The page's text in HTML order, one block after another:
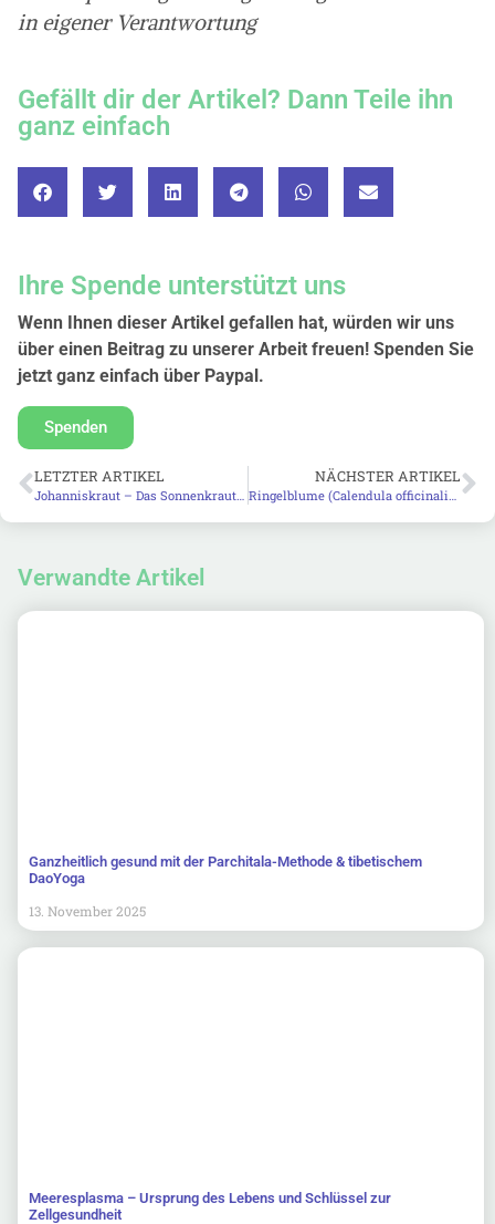
in eigener Verantwortung
Gefällt dir der Artikel? Dann Teile ihn
ganz einfach
Ihre Spende unterstützt uns
Wenn Ihnen dieser Artikel gefallen hat, würden wir uns
über einen Beitrag zu unserer Arbeit freuen! Spenden Sie
jetzt ganz einfach über Paypal.
Spenden
LETZTER ARTIKEL NÄCHSTER ARTIKEL
Verwandte Artikel
Ganzheitlich gesund mit der Parchitala-Methode & tibetischem
DaoYoga
13. November 2025
Meeresplasma – Ursprung des Lebens und Schlüssel zur
Zellgesundheit